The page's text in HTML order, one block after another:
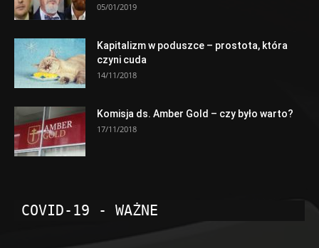
05/01/2019
Kapitalizm w poduszce – prostota, która
czyni cuda
14/11/2018
Komisja ds. Amber Gold – czy było warto?
17/11/2018
COVID-19 - WAŻNE